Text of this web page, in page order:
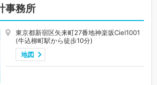
事務所
東京都新宿区矢来町27番地神楽坂Ciel1001
(牛込柳町駅から徒歩10分)
地図